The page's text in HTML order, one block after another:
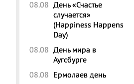
08.08 День «Счастье
случается»
(Happiness Happens
Day)
08.08 День мира в
Аугсбурге
08.08 Ермолаев день